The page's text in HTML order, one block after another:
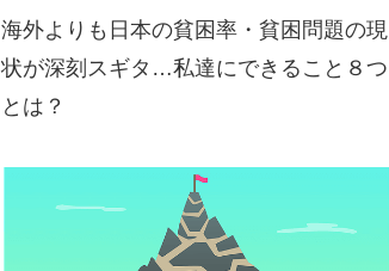
海外よりも日本の貧困率・貧困問題の現
状が深刻スギタ…私達にできること８つ
とは？